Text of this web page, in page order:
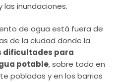
las inundaciones.
de agua está fuera de
de la ciudad donde la
dificultades para
potable, sobre todo en
pobladas y en los barrios